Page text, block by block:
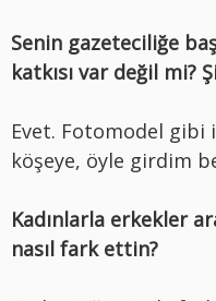
Senin gazeteciliğe
katkısı var değil mi?
Evet. Fotomodel gibi
köşeye, öyle girdim
Kadınlarla erkekler
nasıl fark ettin?